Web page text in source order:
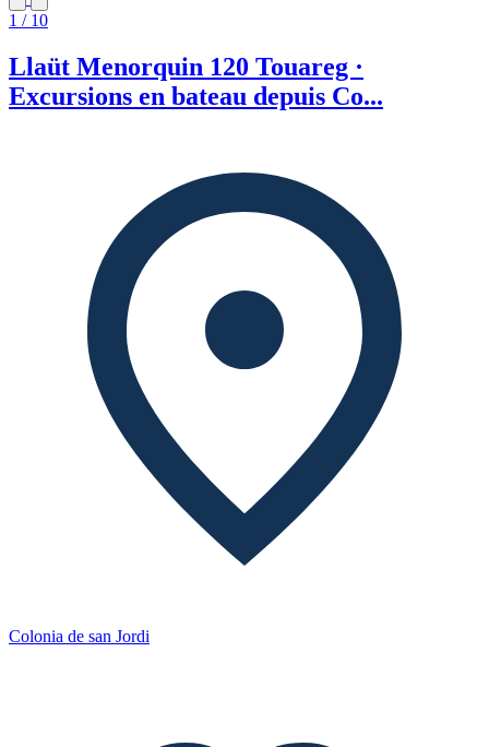
1 / 10
Llaüt Menorquin 120 Touareg ·
Excursions en bateau depuis Co...
Colonia de san Jordi